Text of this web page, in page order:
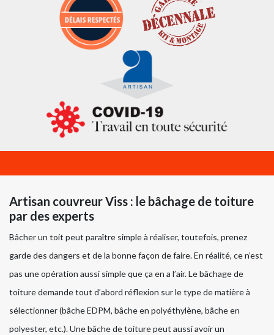
Artisan couvreur Viss : le bâchage de toiture
par des experts
Bâcher un toit peut paraître simple à réaliser, toutefois, prenez
garde des dangers et de la bonne façon de faire. En réalité, ce n’est
pas une opération aussi simple que ça en a l’air. Le bâchage de
toiture demande tout d’abord réflexion sur le type de matière à
sélectionner (bâche EDPM, bâche en polyéthylène, bâche en
polyester, etc.). Une bâche de toiture peut aussi avoir un